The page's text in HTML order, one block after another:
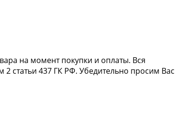
на момент покупки и оплаты. Вся
2 статьи 437 ГК РФ. Убедительно просим Вас